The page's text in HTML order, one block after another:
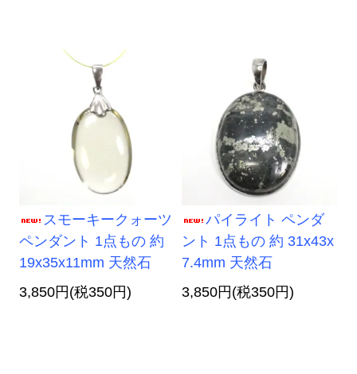
スモーキークォーツ
ペンダント 1点もの 約
19x35x11mm 天然石
3,850円(税350円)
パイライト ペンダ
ント 1点もの 約 31x43x
7.4mm 天然石
3,850円(税350円)